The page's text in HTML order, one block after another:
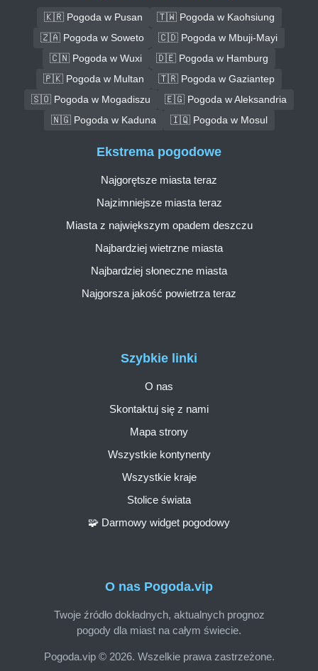
🇰🇷 Pogoda w Pusan
🇹🇼 Pogoda w Kaohsiung
🇿🇦 Pogoda w Soweto
🇨🇩 Pogoda w Mbuji-Mayi
🇨🇳 Pogoda w Wuxi
🇩🇪 Pogoda w Hamburg
🇵🇰 Pogoda w Multan
🇹🇷 Pogoda w Gaziantep
🇸🇴 Pogoda w Mogadiszu
🇪🇬 Pogoda w Aleksandria
🇳🇬 Pogoda w Kaduna
🇮🇶 Pogoda w Mosul
O nas Pogoda.vip
Twoje źródło dokładnych, aktualnych prognoz
pogody dla miast na całym świecie.
Pogoda.vip © 2026. Wszelkie prawa zastrzeżone.
Szybkie linki
O nas
Skontaktuj się z nami
Mapa strony
Wszystkie kontynenty
Wszystkie kraje
Stolice świata
🧩 Darmowy widget pogodowy
Ekstrema pogodowe
Najgorętsze miasta teraz
Najzimniejsze miasta teraz
Miasta z największym opadem deszczu
Najbardziej wietrzne miasta
Najbardziej słoneczne miasta
Najgorsza jakość powietrza teraz